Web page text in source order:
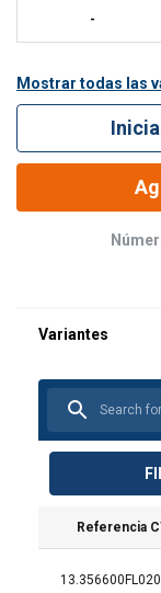
Mostrar todas las
Referencia